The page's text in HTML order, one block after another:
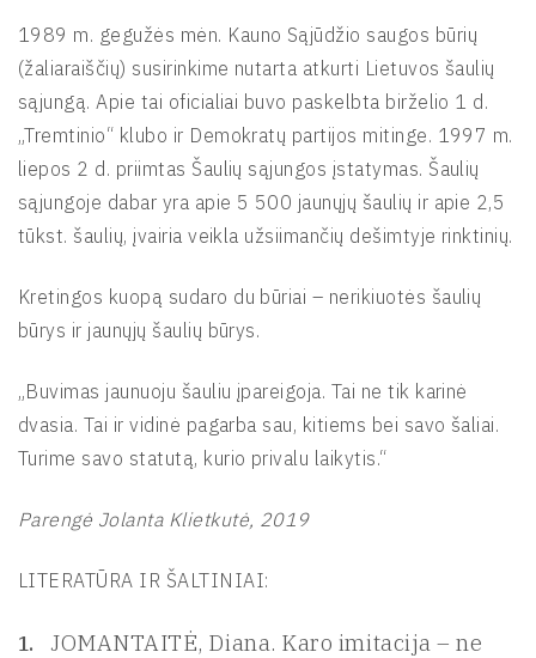
1989 m. gegužės mėn. Kauno Sąjūdžio saugos būrių
(žaliaraiščių) susirinkime nutarta atkurti Lietuvos šaulių
sąjungą. Apie tai oficialiai buvo paskelbta birželio 1 d.
„Tremtinio“ klubo ir Demokratų partijos mitinge. 1997 m.
liepos 2 d. priimtas Šaulių sąjungos įstatymas. Šaulių
sąjungoje dabar yra apie 5 500 jaunųjų šaulių ir apie 2,5
tūkst. šaulių, įvairia veikla užsiimančių dešimtyje rinktinių.
Kretingos kuopą sudaro du būriai – nerikiuotės šaulių
būrys ir jaunųjų šaulių būrys.
„Buvimas jaunuoju šauliu įpareigoja. Tai ne tik karinė
dvasia. Tai ir vidinė pagarba sau, kitiems bei savo šaliai.
Turime savo statutą, kurio privalu laikytis.“
Parengė Jolanta Klietkutė, 2019
LITERATŪRA IR ŠALTINIAI:
JOMANTAITĖ, Diana. Karo imitacija – ne